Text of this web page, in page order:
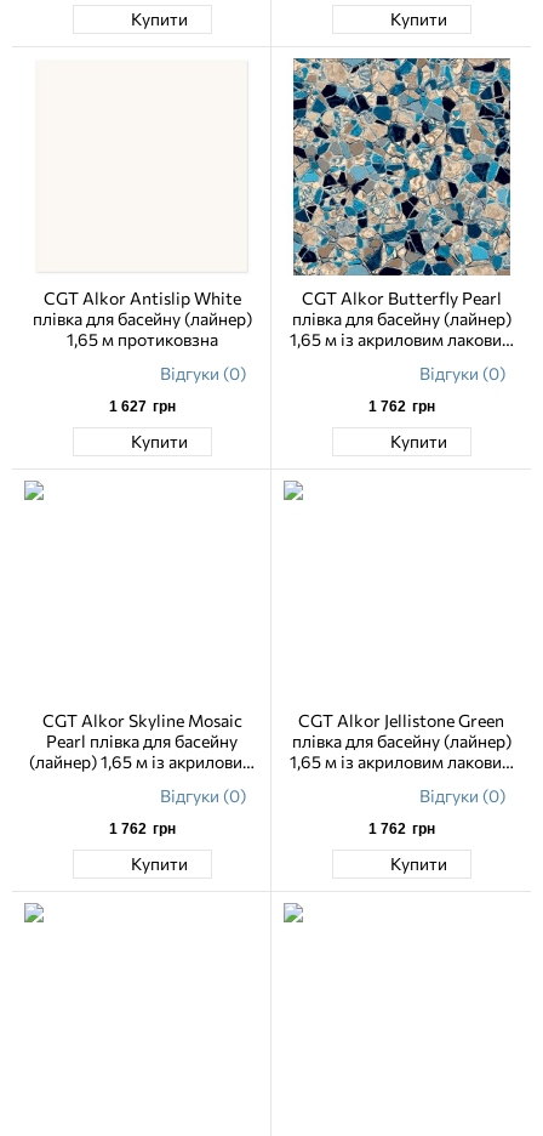
Купити Купити
CGT Alkor Antislip White
плівка для басейну (лайнер)
1,65 м протиковзна
Відгуки (0)
1 627 грн
Купити
CGT Alkor Butterfly Pearl
плівка для басейну (лайнер)
1,65 м із акриловим лаковим
Відгуки (0)
1 762 грн
Купити
CGT Alkor Skyline Mosaic
Pearl плівка для басейну
(лайнер) 1,65 м із акриловим
Відгуки (0)
1 762 грн
Купити
CGT Alkor Jellistone Green
плівка для басейну (лайнер)
1,65 м із акриловим лаковим
Відгуки (0)
1 762 грн
Купити